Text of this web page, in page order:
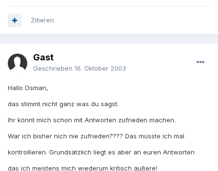
Zitieren
Gast
Geschrieben 16. Oktober 2003
Hallo Osman,
das stimmt nicht ganz was du sagst.
Ihr könnt mich schon mit Antworten zufrieden machen.
War ich bisher nich nie zufrieden???? Das müsste ich mal
kontrollieren. Grundsätzlich liegt es aber an euren Antworten
das ich meistens mich wiederum kritisch äußere!